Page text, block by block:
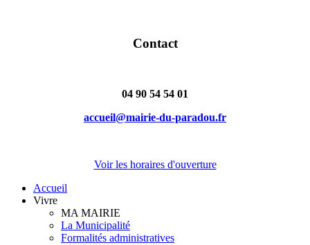
Contact
04 90 54 54 01
accueil@mairie-du-paradou.fr
Voir les horaires d'ouverture
Accueil
Vivre
MA MAIRIE
La Municipalité
Formalités administratives